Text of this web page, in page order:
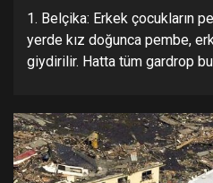
1. Belçika: Erkek çocukların
yerde kız doğunca pembe,
giydirilir. Hatta tüm gardrop